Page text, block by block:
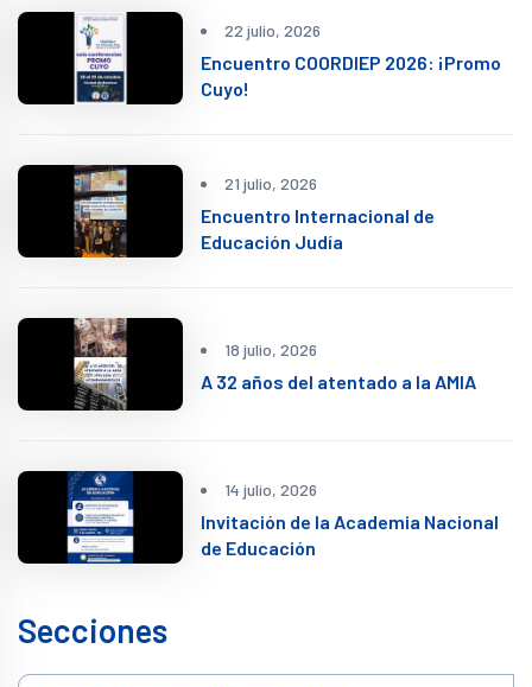
22 julio, 2026
Encuentro COORDIEP 2026: ¡Promo
Cuyo!
21 julio, 2026
Encuentro Internacional de
Educación Judía
18 julio, 2026
A 32 años del atentado a la AMIA
14 julio, 2026
Invitación de la Academia Nacional
de Educación
Secciones